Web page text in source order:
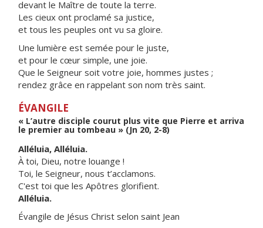
devant le Maître de toute la terre.
Les cieux ont proclamé sa justice,
et tous les peuples ont vu sa gloire.
Une lumière est semée pour le juste,
et pour le cœur simple, une joie.
Que le Seigneur soit votre joie, hommes justes ;
rendez grâce en rappelant son nom très saint.
ÉVANGILE
« L’autre disciple courut plus vite que Pierre et arriva
le premier au tombeau » (Jn 20, 2-8)
Alléluia, Alléluia.
À toi, Dieu, notre louange !
Toi, le Seigneur, nous t’acclamons.
C'est toi que les Apôtres glorifient.
Alléluia.
Évangile de Jésus Christ selon saint Jean